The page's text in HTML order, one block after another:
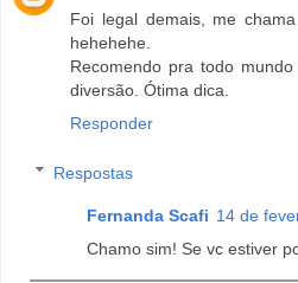
Foi legal demais, me
hehehehe.
Recomendo pra todo
diversão. Ótima dica.
Responder
Respostas
Fernanda Scafi 14 de
Chamo sim! Se vc estiver